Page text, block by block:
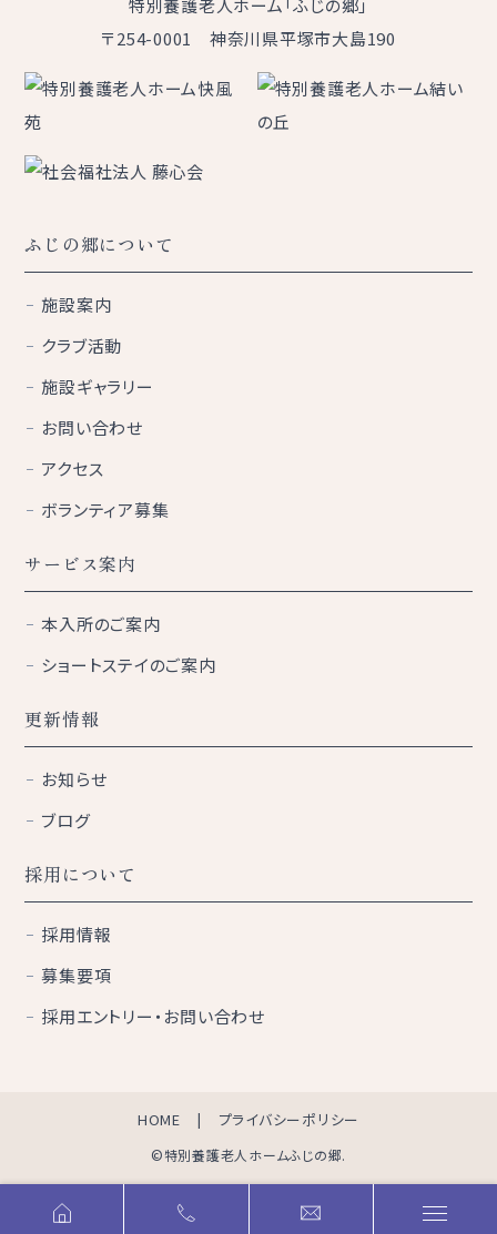
特別養護老人ホーム「ふじの郷」
〒254-0001 神奈川県平塚市大島190
ふじの郷について
施設案内
クラブ活動
施設ギャラリー
お問い合わせ
アクセス
ボランティア募集
サービス案内
本入所のご案内
ショートステイのご案内
更新情報
お知らせ
ブログ
採用について
採用情報
募集要項
採用エントリー・お問い合わせ
HOME プライバシーポリシー
©特別養護老人ホームふじの郷.